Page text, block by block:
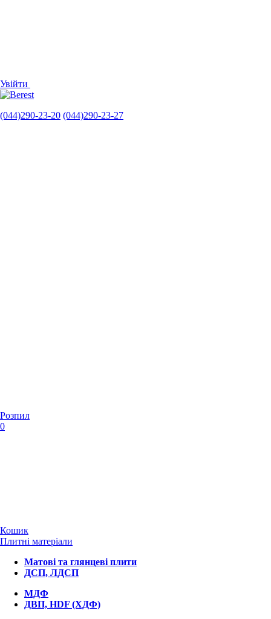
Увійти
(044)290-23-20 (044)290-23-27
Розпил
0
Кошик
Плитні матеріали
Матові та глянцеві плити
ДСП, ЛДСП
МДФ
ДВП, HDF (ХДФ)